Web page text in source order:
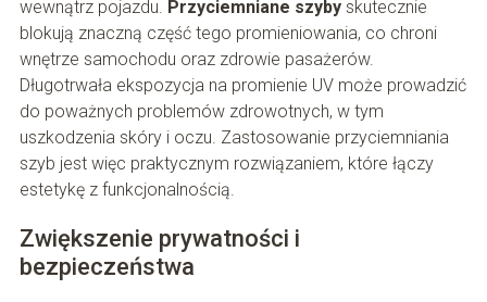
wewnątrz pojazdu. Przyciemniane szybyskutecznie
blokują znaczną część tego promieniowania, co chroni
wnętrze samochodu oraz zdrowie pasażerów.
Długotrwała ekspozycja na promienie UV może prowadzić
do poważnych problemów zdrowotnych, w tym
uszkodzenia skóry i oczu. Zastosowanie przyciemniania
szyb jest więc praktycznym rozwiązaniem, które łączy
estetykę z funkcjonalnością.
Zwiększenie prywatności i
bezpieczeństwa